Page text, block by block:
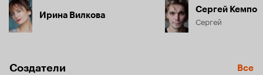
Ирина Вилкова
Сергей Кемпо
Сергей
Создатели Все